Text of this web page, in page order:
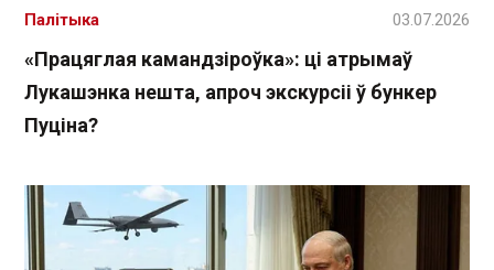
«Працяглая камандзіроўка»: ці атрымаў
Лукашэнка нешта, апроч экскурсіі ў бункер
Пуціна?
Палітыка 03.07.2026